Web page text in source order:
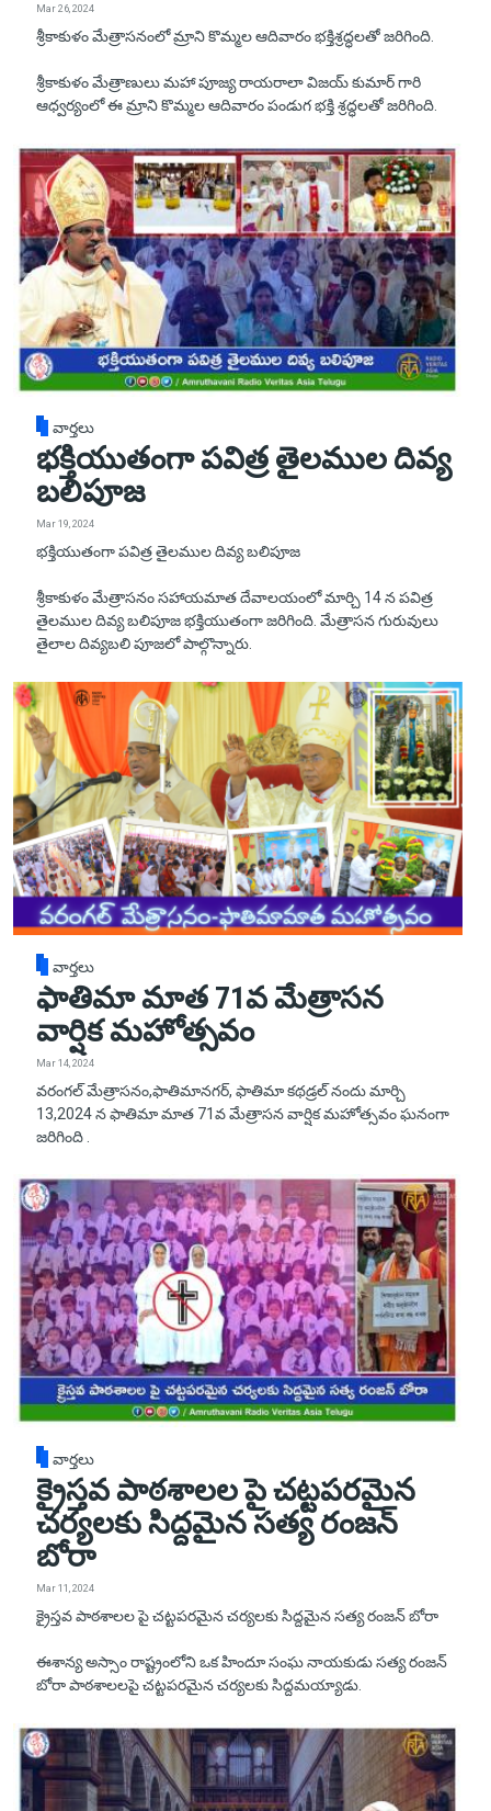
Mar 26, 2024
శ్రీకాకుళం మేత్రాసనంలో మ్రాని కొమ్మల ఆదివారం భక్తిశ్రద్ధలతో జరిగింది.
శ్రీకాకుళం మేత్రాణులు మహా పూజ్య రాయరాలా విజయ్ కుమార్ గారి
ఆధ్వర్యంలో ఈ మ్రాని కొమ్మల ఆదివారం పండుగ భక్తి శ్రద్ధలతో జరిగింది.
వార్తలు
భక్తియుతంగా పవిత్ర తైలముల దివ్య
బలిపూజ
Mar 19, 2024
భక్తియుతంగా పవిత్ర తైలముల దివ్య బలిపూజ
శ్రీకాకుళం మేత్రాసనం సహాయమాత దేవాలయంలో మార్చి 14 న పవిత్ర
తైలముల దివ్య బలిపూజ భక్తియుతంగా జరిగింది. మేత్రాసన గురువులు
తైలాల దివ్యబలి పూజలో పాల్గొన్నారు.
వార్తలు
ఫాతిమా మాత 71వ మేత్రాసన
వార్షిక మహోత్సవం
Mar 14, 2024
వరంగల్ మేత్రాసనం,ఫాతిమానగర్, ఫాతిమా కథడ్రల్ నందు మార్చి
13,2024 న ఫాతిమా మాత 71వ మేత్రాసన వార్షిక మహోత్సవం ఘనంగా
జరిగింది .
వార్తలు
క్రైస్తవ పాఠశాలల పై చట్టపరమైన
చర్యలకు సిద్దమైన సత్య రంజన్
బోరా
Mar 11, 2024
క్రైస్తవ పాఠశాలల పై చట్టపరమైన చర్యలకు సిద్దమైన సత్య రంజన్ బోరా
ఈశాన్య అస్సాం రాష్ట్రంలోని ఒక హిందూ సంఘ నాయకుడు సత్య రంజన్
బోరా పాఠశాలలపై చట్టపరమైన చర్యలకు సిద్దమయ్యాడు.